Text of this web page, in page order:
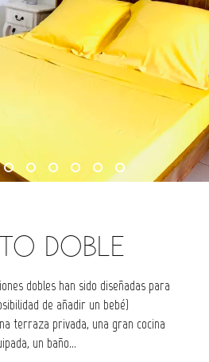
DOBLE
dobles han sido diseñadas para
de añadir un bebé)
terraza privada, una gran cocina
un baño...